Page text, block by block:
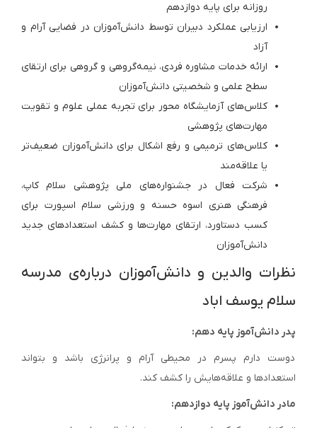
روزانه برای پایه دوازدهم
ارزیابی عملکرد دبیران توسط دانش‌آموزان در فضایی آرام و
آزاد
ارائه خدمات مشاوره فردی، نیمه‌گروهی و گروهی برای ارتقای
سطح علمی و شخصیتی دانش‌آموزان
کلاس‌های آزمایشگاه‌ محور برای تجربه عملی علوم و تقویت
مهارت‌های پژوهشی
کلاس‌های ترمیمی و رفع اشکال برای دانش‌آموزان ضعیف‌تر
یا علاقه‌مند
شرکت فعال در جشنواره‌های ملی پژوهشی سلام کاپ،
فرهنگی هنری اسوه حسنه و ورزشی سلام اسپورت برای
کسب دستاورد، ارتقای مهارت‌ها و کشف استعدادهای جدید
دانش‌آموزان
نظرات والدین و دانش‌آموزان درباره‌ی مدرسه
سلام یوسف اباد
پدر دانش‌آموز پایه دهم:
دوست دارم پسرم در محیطی آرام و پرانرژی باشد و بتواند
استعدادها و علاقه‌هایش را کشف کند.
مادر دانش‌آموز پایه دوازدهم: